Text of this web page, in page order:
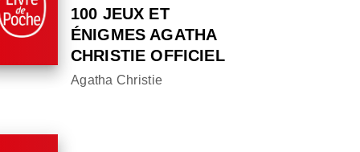
100 JEUX ET
ÉNIGMES AGATHA
CHRISTIE OFFICIEL
Agatha Christie